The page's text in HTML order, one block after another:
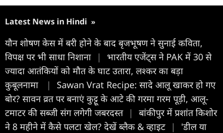
Latest News in Hindi »
यौन शोषण केस में बरी होने के बाद बृजभूषण ने सुनाई कविता,
विपक्ष पर भी साधा निशाना
|
भारतीय एजेंट्स ने PAK में 30 से
ज्यादा आतंकियों को मौत के घाट उतारा, लश्कर का बड़ा
कुबूलनामा
|
Sawan Vrat Recipe: सादे आलू खाकर हो गए
बोर? सावन व्रत पर बनाएं कुट्टू के आटे की गरमा गरम पूड़ी, आलू-
टमाटर की सब्जी संग लगेगी जबरदस्त |
बांकीपुर में प्रशांत किशोर
ने 8 महीने में कैसे पलटा खेल? देखें ब्लैक & व्हाइट |
'डील या